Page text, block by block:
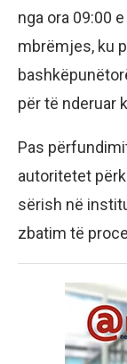
nga ora 09:00
mbrëmjes, ku
për të nderuar
Pas
autoritetet
sërish në
zbatim të